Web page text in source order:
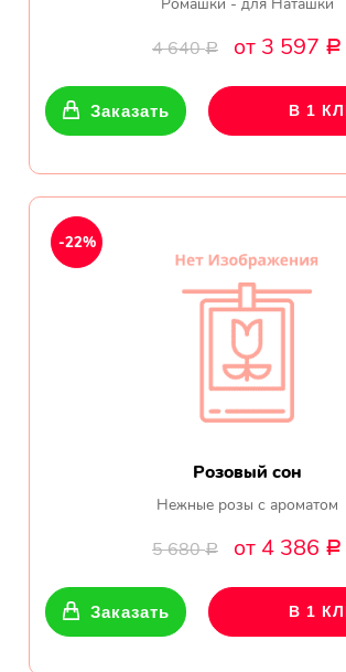
4 640Р от 3 597 Р
Заказать В 1
Розовый сон
Нежные розы с ароматом
5 680Р от 4 386 Р
-22%
Заказать В 1